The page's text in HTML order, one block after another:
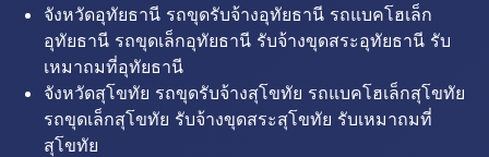
จังหวัดอุทัยธานี รถขุดรับจ้างอุทัยธานี รถแบคโฮเล็ก
อุทัยธานี รถขุดเล็กอุทัยธานี รับจ้างขุดสระอุทัยธานี รับ
เหมาถมที่อุทัยธานี
จังหวัดสุโขทัย รถขุดรับจ้างสุโขทัย รถแบคโฮเล็กสุโขทัย
รถขุดเล็กสุโขทัย รับจ้างขุดสระสุโขทัย รับเหมาถมที่
สุโขทัย